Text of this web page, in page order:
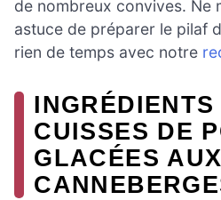
de nombreux convives. Ne
astuce de préparer le pilaf
rien de temps avec notre
INGRÉDIENTS
CUISSES DE
GLACÉES AUX